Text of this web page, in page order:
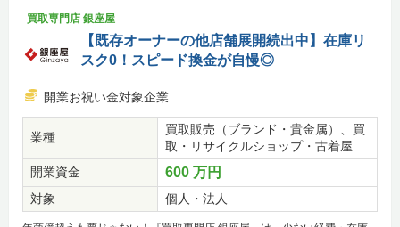
買取専門店 銀座屋
【既存オーナーの他店舗展開続出中】在庫リ
スク0！スピード換金が自慢◎
開業お祝い金対象企業
業種
買取販売（ブランド・貴金属）、買
取・リサイクルショップ・古着屋
開業資金
600 万円
対象 個人・法人